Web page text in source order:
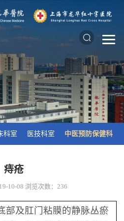
科室 医技科室 中医预防保健科
痔疮
10-08 浏览次数： 236
部及肛门粘膜的静脉丛瘀